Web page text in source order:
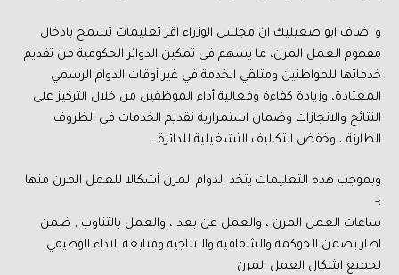
و اضاف ابو صعيليك ان مجلس الوزراء اقر تعليمات تسمح بادخال
مفهوم العمل المرن، ما يسهم في تمكين الدوائر الحكومية من تقديم
خدماتها للمواطنين ومتلقي الخدمة في غير أوقات الدوام الرسمي
المعتادة، وزيادة كفاءة وفعالية أداء الموظفين من خلال التركيز على
النتائج والانجازات وضمان استمرارية تقديم الخدمات في الظروف
الطارئة ، وخفض التكاليف التشغيلية للدائرة .
وبموجب هذه التعليمات يتخذ الدوام المرن أشكالا للعمل المرن منها
:-
ساعات العمل المرن ، والعمل عن بعد ، والعمل بالتناوب , ضمن
اطار يضمن الحوكمة والشفافية والانتاجية ومتابعة الاداء الوظيفي
لجميع اشكال العمل المرن